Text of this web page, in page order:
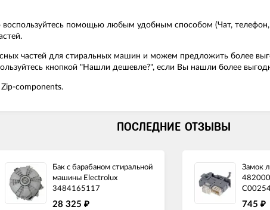
воспользуйтесь помощью любым удобным способом (Чат,
частей для стиральных машин и можем предложить более
кнопкой "Нашли дешевле?", если Вы нашли более
components.
ПОСЛЕДНИЕ ОТЗЫВЫ
Бак с барабаном стиральной
машины Electrolux
3484165117
28 325 ₽
Замок
745 ₽